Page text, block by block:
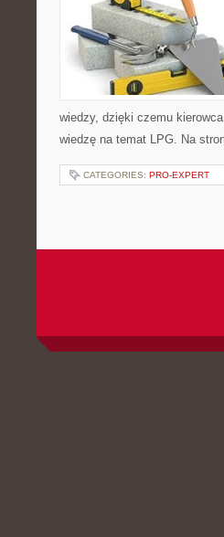
wiedzy, dzięki czemu
wiedzę na temat LPG. Na
CATEGORIES: PRO-EXPERT